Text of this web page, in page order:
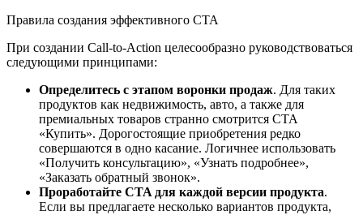
Правила создания эффективного CTA
При создании Call-to-Action целесообразно руководствоваться
следующими принципами:
Определитесь с этапом воронки продаж. Для таких
продуктов как недвижимость, авто, а также для
премиальных товаров странно смотрится CTA
«Купить». Дорогостоящие приобретения редко
совершаются в одно касание. Логичнее использовать
«Получить консультацию», «Узнать подробнее»,
«Заказать обратный звонок».
Проработайте CTA для каждой версии продукта.
Если вы предлагаете несколько вариантов продукта,